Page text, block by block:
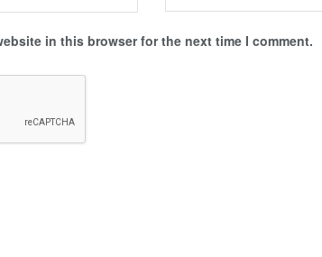
in this browser for the next time I comment.